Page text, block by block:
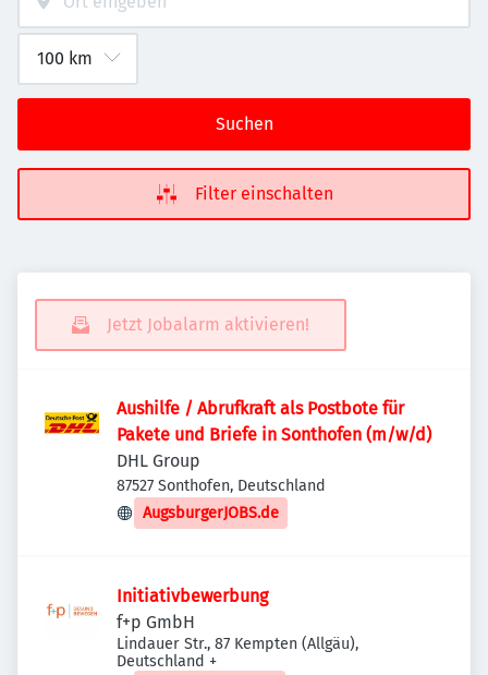
Suchen
Filter einschalten
Jetzt Jobalarm aktivieren!
Aushilfe / Abrufkraft als Postbote für
Pakete und Briefe in Sonthofen (m/w/d)
DHL Group
87527 Sonthofen, Deutschland
AugsburgerJOBS.de
Initiativbewerbung
f+p GmbH
Lindauer Str., 87 Kempten (Allgäu),
Deutschland +